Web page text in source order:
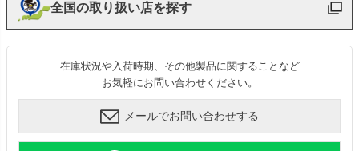
全国の取り扱い店を探す
在庫状況や入荷時期、その他製品に関することなど
お気軽にお問い合わせください。
メールでお問い合わせする